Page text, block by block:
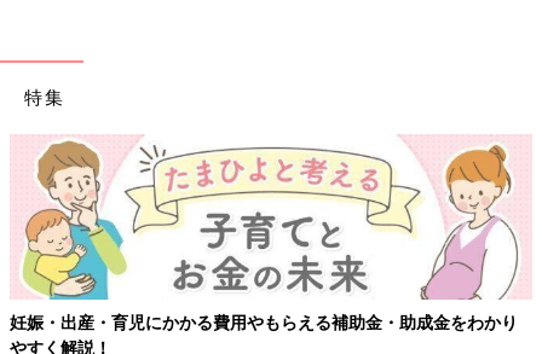
特集
妊娠・出産・育児にかかる費用やもらえる補助金・助成金をわかり
やすく解説！